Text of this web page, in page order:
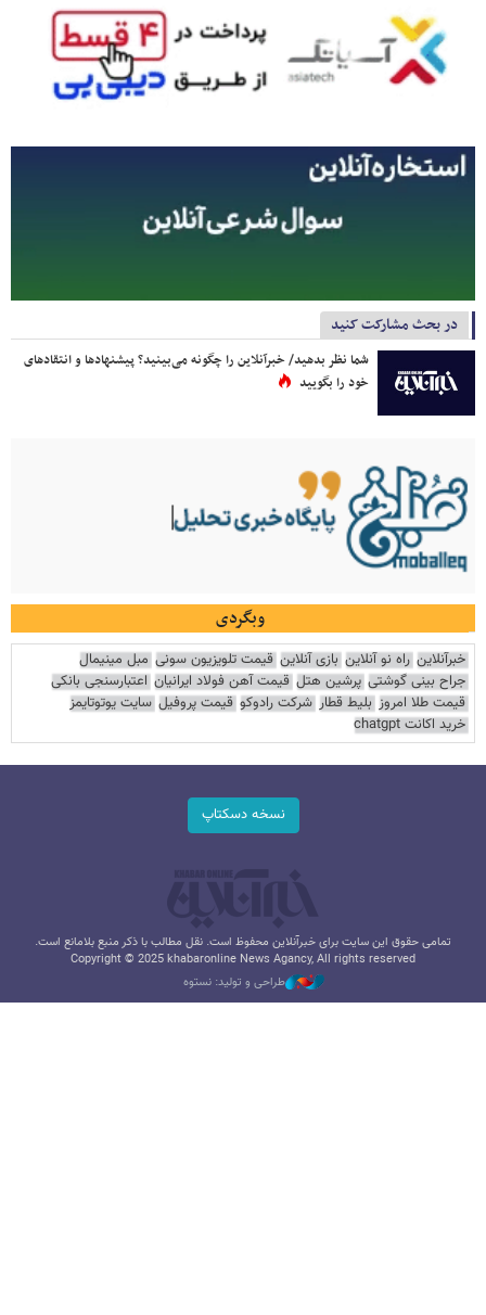
در بحث مشارکت کنید
شما نظر بدهید/ خبرآنلاین را چگونه می‌بینید؟ پیشنهادها و انتقادهای
خود را بگویید
وبگردی
خبرآنلاین راه نو آنلاین بازی آنلاین قیمت تلویزیون سونی مبل مینیمال
جراح بینی گوشتی پرشین هتل قیمت آهن فولاد ایرانیان اعتبارسنجی بانکی
قیمت طلا امروز بلیط قطار شرکت رادوکو قیمت پروفیل سایت یوتوتایمز
خرید اکانت chatgpt
نسخه دسکتاپ
تمامی حقوق این سایت برای خبرآنلاین محفوظ است. نقل مطالب با ذکر منبع بلامانع است.
Copyright © 2025 khabaronline News Agancy, All rights reserved
طراحی و تولید: نستوه